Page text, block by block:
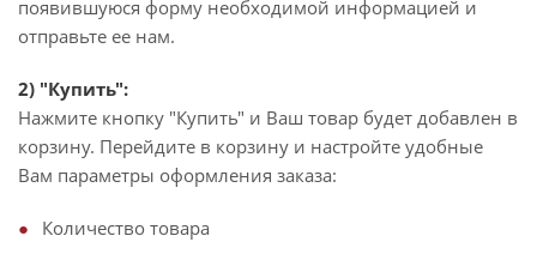
появившуюся форму необходимой информацией и
отправьте ее нам.
2) "Купить":
Нажмите кнопку "Купить" и Ваш товар будет добавлен в
корзину. Перейдите в корзину и настройте удобные
Вам параметры оформления заказа:
Количество товара